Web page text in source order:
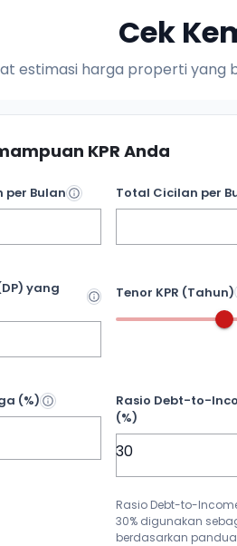
Cek
estimasi harga properti yang
KPR Anda
per Bulan Total Cicilan per
yang
Tenor KPR (Tahun)
(%)
Rasio Debt-to-
(%)
Rasio Debt-to-
30% digunakan
berdasarkan